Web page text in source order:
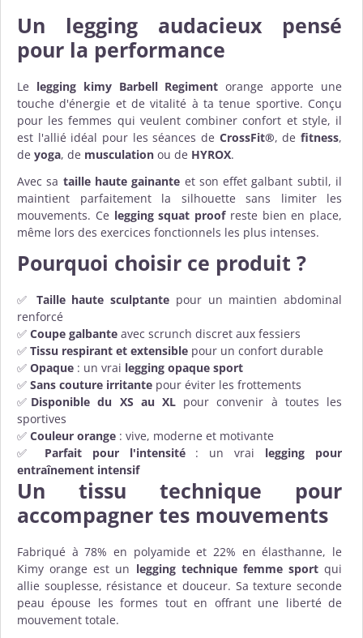
Un legging audacieux pensé
pour la performance
Le legging kimy Barbell Regiment orange apporte une
touche d'énergie et de vitalité à ta tenue sportive. Conçu
pour les femmes qui veulent combiner confort et style, il
est l'allié idéal pour les séances de CrossFit®, defitness,
de yoga, de musculation ou de HYROX.
Avec sa taille haute gainante et son effet galbant subtil, il
maintient parfaitement la silhouette sans limiter les
mouvements. Ce legging squat proofreste bien en place,
même lors des exercices fonctionnels les plus intenses.
Pourquoi choisir ce produit ?
✅ Taille haute sculptante pour un maintien abdominal
renforcé
✅ Coupe galbante avec scrunch discret aux fessiers
✅ Tissu respirant et extensible pour un confort durable
✅ Opaque : un vrai legging opaque sport
✅ Sans couture irritante pour éviter les frottements
✅ Disponible du XS au XL pour convenir à toutes les
sportives
✅ Couleur orange : vive, moderne et motivante
✅ Parfait pour l'intensité: un vrai legging pour
entraînement intensif
Un tissu technique pour
accompagner tes mouvements
Fabriqué à 78% en polyamide et 22% en élasthanne, le
Kimy orange est un legging technique femme sportqui
allie souplesse, résistance et douceur. Sa texture seconde
peau épouse les formes tout en offrant une liberté de
mouvement totale.